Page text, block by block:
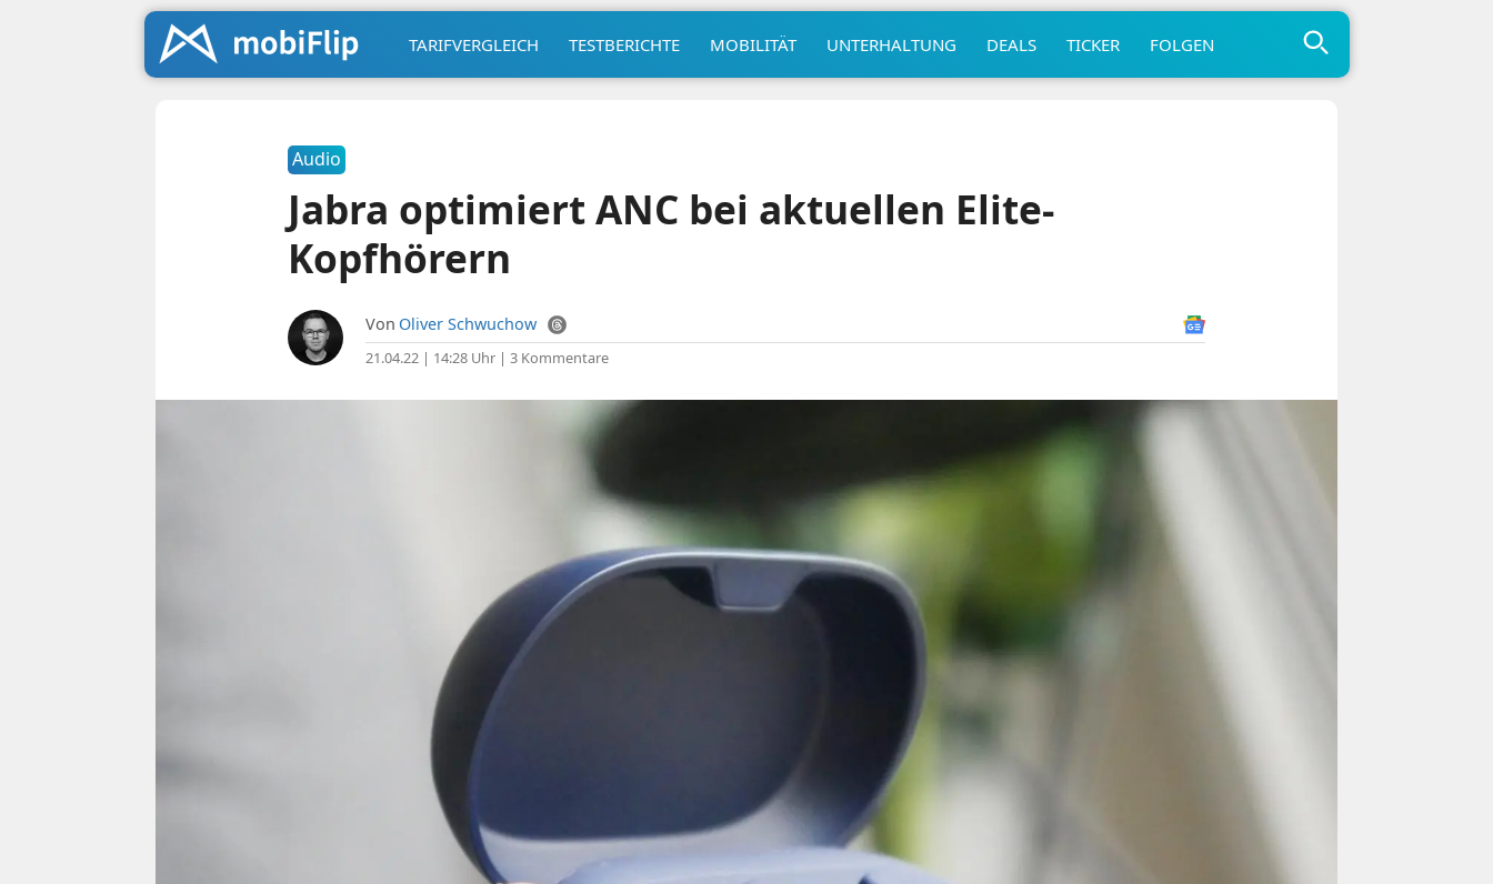
TARIFVERGLEICH TESTBERICHTE MOBILITÄT UNTERHALTUNG DEALS TICKER FOLGEN
Audio
Jabra optimiert ANC bei aktuellen Elite-
Kopfhörern
Von Oliver Schwuchow
21.04.22 | 14:28 Uhr| 3 Kommentare